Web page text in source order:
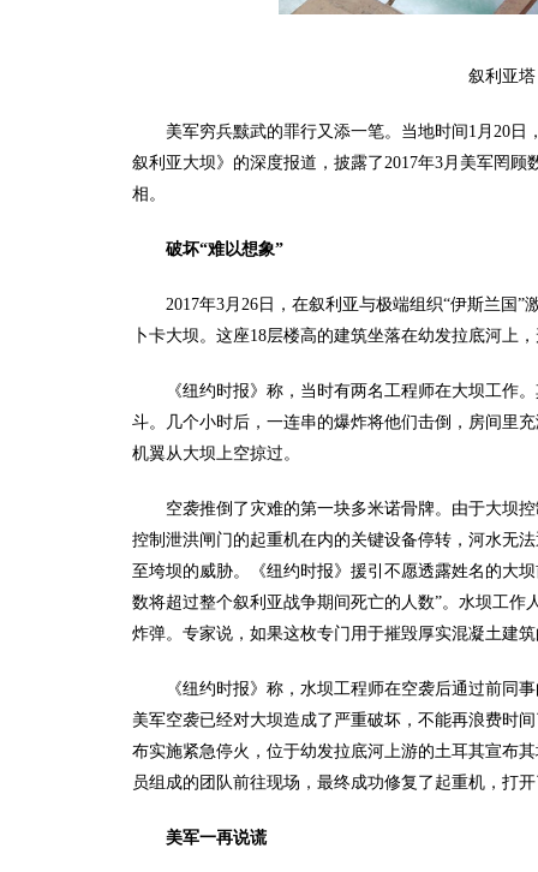
叙利亚
美军穷兵黩武的罪行又添一笔。当地时间1月20
叙利亚大坝》的深度报道，披露了2017年3月美军罔
相。
破坏“难以想象”
2017年3月26日，在叙利亚与极端组织“伊斯兰
卜卡大坝。这座18层楼高的建筑坐落在幼发拉底河上
《纽约时报》称，当时有两名工程师在大坝工作
斗。几个小时后，一连串的爆炸将他们击倒，房间里
机翼从大坝上空掠过。
空袭推倒了灾难的第一块多米诺骨牌。由于大坝
控制泄洪闸门的起重机在内的关键设备停转，河水无
至垮坝的威胁。《纽约时报》援引不愿透露姓名的大
数将超过整个叙利亚战争期间死亡的人数”。水坝工
炸弹。专家说，如果这枚专门用于摧毁厚实混凝土建
《纽约时报》称，水坝工程师在空袭后通过前同
美军空袭已经对大坝造成了严重破坏，不能再浪费时
布实施紧急停火，位于幼发拉底河上游的土耳其宣布
员组成的团队前往现场，最终成功修复了起重机，打
美军一再说谎